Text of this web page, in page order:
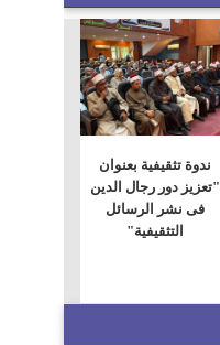
ندوة تثقيفية بعنوان
"تعزيز دور رجال الدين
فى نشر الرسائل
التثقيفية"